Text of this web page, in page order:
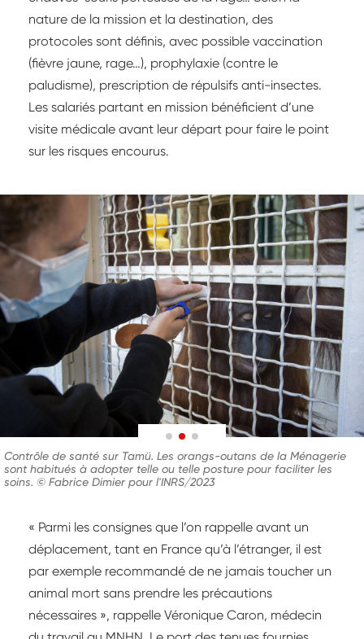
nature de la mission et la destination, des
protocoles sont définis, avec possible vaccination
(fièvre jaune, rage…), prophylaxie (contre le
paludisme), prescription de répulsifs anti-insectes.
Les salariés partant en mission bénéficient d’une
visite médicale avant leur départ pour faire le point
sur les risques encourus.
Contrôle de santé sur Tamü. Les orangs-outans de la Ménagerie
sont habitués à adopter telle ou telle posture pour faciliter les
soins. © Fabrice Dimier pour l'INRS/2023
« Parmi les consignes que l’on rappelle avant un
déplacement, tant en France qu’à l’étranger, il est
par exemple recommandé de ne jamais toucher un
animal mort sans prendre les précautions
nécessaires », rappelle Véronique Caron, médecin